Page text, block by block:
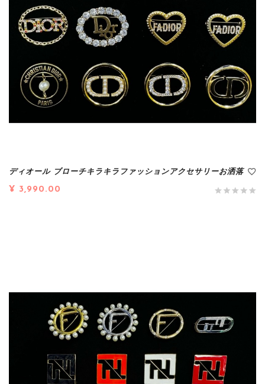
ディオール ブローチキラキラファッションアクセサリーお洒落
¥ 3,990.00